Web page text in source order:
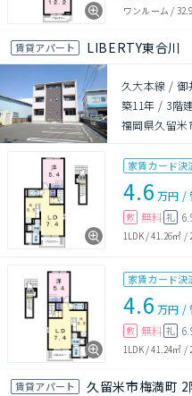
ワンルーム /
賃貸アパート LIBERTY東合川
久大本線 / 御
築11年 / 3階
福岡県久留
家賃カード決
4.6 万円 /
敷 無料 礼
1LDK/41.26㎡ /
家賃カード決
4.6 万円 /
敷 無料 礼
1LDK/41.24㎡ /
賃貸アパート 久留米市梅満町